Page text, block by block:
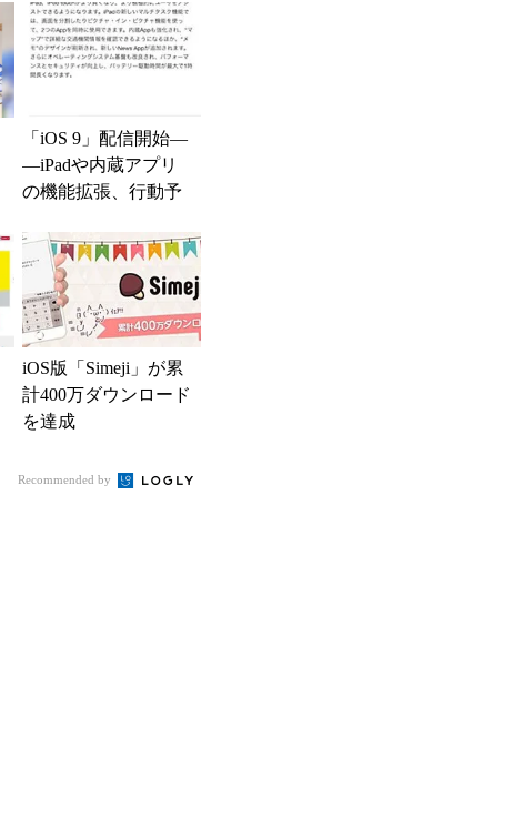
「iOS 9」配信開始―
―iPadや内蔵アプリ
の機能拡張、行動予
iOS版「Simeji」が累
計400万ダウンロード
を達成
Recommended by